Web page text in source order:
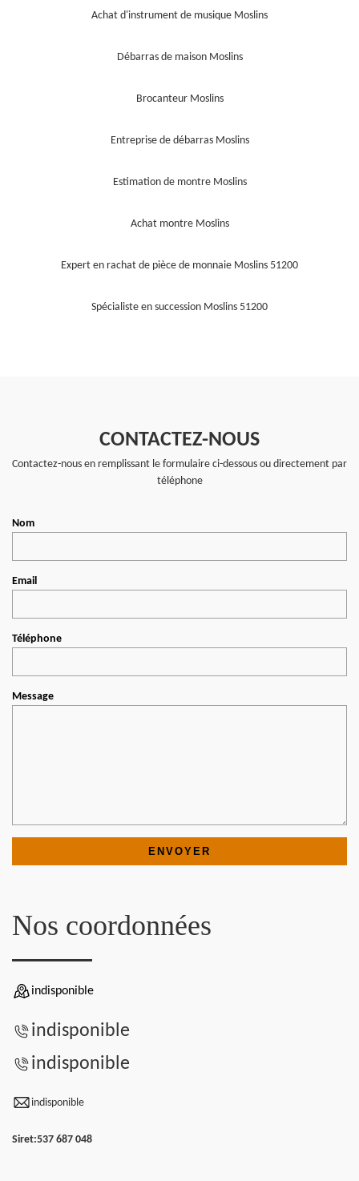
Achat d'instrument de musique Moslins
Débarras de maison Moslins
Brocanteur Moslins
Entreprise de débarras Moslins
Estimation de montre Moslins
Achat montre Moslins
Expert en rachat de pièce de monnaie Moslins 51200
Spécialiste en succession Moslins 51200
CONTACTEZ-NOUS
Contactez-nous en remplissant le formulaire ci-dessous ou directement par
téléphone
Nom
Email
Téléphone
Message
Nos coordonnées
indisponible
indisponible
indisponible
indisponible
Siret:537 687 048